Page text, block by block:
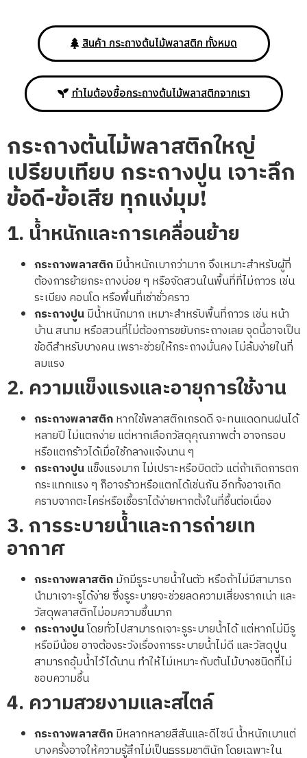
สินค้า กระถางต้นไม้พลาสติก ทั้งหมด
ทำไมต้องซื้อกระถางต้นไม้พลาสติกจากเรา
กระถางต้นไม้พลาสติกใหญ่
เปรียบเทียบ กระถางปูน เจาะลึก
ข้อดี-ข้อเสีย ทุกแง่มุม!
1. น้ำหนักและการเคลื่อนย้าย
กระถางพลาสติกมีน้ำหนักเบากว่ามาก จึงเหมาะสำหรับผู้ที่
ต้องการย้ายกระถางบ่อย ๆ หรือจัดสวนในพื้นที่ที่ไม่ถาวร เช่น
ระเบียง คอนโด หรือพื้นที่เช่าชั่วคราว
กระถางปูนมีน้ำหนักมาก เหมาะสำหรับพื้นที่ถาวร เช่น หน้า
บ้าน สนาม หรือสวนที่ไม่ต้องการขยับกระถางเลย จุดนี้อาจเป็น
ข้อดีสำหรับบางคน เพราะช่วยให้กระถางมั่นคง ไม่ล้มง่ายในที่
ลมแรง
2. ความแข็งแรงและอายุการใช้งาน
กระถางพลาสติกหากใช้พลาสติกเกรดดี จะทนแดดทนฝนได้
หลายปี ไม่แตกง่าย แต่หากเลือกวัสดุคุณภาพต่ำ อาจกรอบ
หรือแตกร้าวได้เมื่อใช้กลางแจ้งนาน ๆ
กระถางปูนแข็งแรงมาก ไม่เปราะหรือบิดตัว แต่ถ้าเกิดการตก
กระแทกแรง ๆ ก็อาจร้าวหรือแตกได้เช่นกัน อีกทั้งอาจเกิด
คราบจากตะไคร่หรือเชื้อราได้ง่ายหากตั้งในที่ชื้นต่อเนื่อง
3.การระบายน้ำและการถ่ายเท
อากาศ
กระถางพลาสติกมักมีรูระบายน้ำในตัว หรือถ้าไม่มีสามารถ
นำมาเจาะรูได้ง่าย ซึ่งรูระบายจะช่วยลดความเสี่ยงรากเน่า และ
วัสดุพลาสติกไม่อมความชื้นมาก
กระถางปูนโดยทั่วไปสามารถเจาะรูระบายน้ำได้ แต่หากไม่มีรู
หรือมีน้อย อาจต้องระวังเรื่องการระบายน้ำไม่ดี และวัสดุปูน
สามารถอุ้มน้ำไว้ได้นาน ทำให้ไม่เหมาะกับต้นไม้บางชนิดที่ไม่
ชอบความชื้น
4. ความสวยงามและสไตล์
กระถางพลาสติกมีหลากหลายสีสันและดีไซน์ น้ำหนักเบาแต่
บางครั้งอาจให้ความรู้สึกไม่เป็นธรรมชาตินัก โดยเฉพาะใน